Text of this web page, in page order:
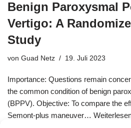
Benign Paroxysmal
Vertigo: A
Study
von Guad Netz 19. Juli 2023
Importance: Questions remain
the common condition of benign
(BPPV). Objective: To compare the
Semont-plus maneuver…